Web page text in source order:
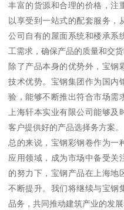
丰富的货源和合理的价格，注
以享受到一站式的配套服务，
公司自有的屋面系统和楼承系
工需求，确保产品的质量和交货
除了产品本身的优势外，宝钢
技术优势。宝钢集团作为国内
验，能够不断推出符合市场需
上海轩本实业有限公司能够
客户提供好的产品选择务方案。
总的来说，宝钢彩钢卷作为一
应用领域，成为市场中备受关
的努力下，宝钢产品在上海地
不断提升。我们将继续与宝钢
品务，共同推动建筑产业的发展